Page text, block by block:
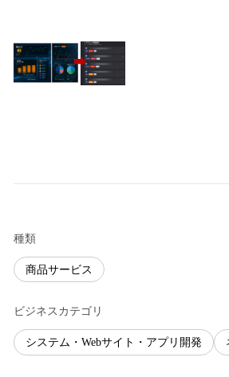
種類
商品サービス
ビジネスカテゴリ
システム・Webサイト・アプリ開発